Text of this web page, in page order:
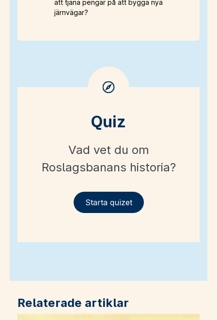
att tjäna pengar på att bygga nya
järnvägar?
Quiz
Vad vet du om
Roslagsbanans historia?
Starta quizet
Relaterade artiklar